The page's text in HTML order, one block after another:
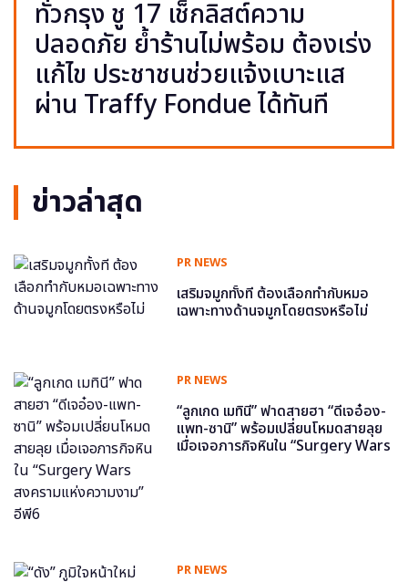
ทั่วกรุง ชู 17 เช็กลิสต์ความ
ปลอดภัย ย้ำร้านไม่พร้อม ต้องเร่ง
แก้ไข ประชาชนช่วยแจ้งเบาะแส
ผ่าน Traffy Fondue ได้ทันที
ข่าวล่าสุด
PR NEWS
เสริมจมูกทั้งที ต้องเลือกทำกับหมอ
เฉพาะทางด้านจมูกโดยตรงหรือไม่
PR NEWS
“ลูกเกด เมทินี” ฟาดสายฮา “ดีเจอ๋อง-
แพท-ซานิ” พร้อมเปลี่ยนโหมดสายลุย
เมื่อเจอภารกิจหินใน “Surgery Wars
PR NEWS